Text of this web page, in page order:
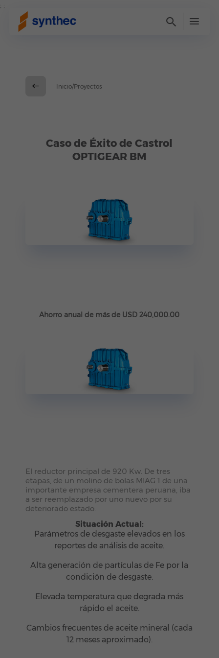
; ;
Inicio/Proyectos
Caso de Éxito de Castrol
OPTIGEAR BM
Ahorro anual de más de USD 240,000.00
El reductor principal de 920 Kw. De tres
etapas, de un molino de bolas MIAG 1 de una
importante empresa cementera peruana, iba
a ser reemplazado por uno nuevo por su
deteriorado estado.
Situación Actual:
Parámetros de desgaste elevados en los
reportes de análisis de aceite.
Alta generación de partículas de Fe por la
condición de desgaste.
Elevada temperatura que degrada más
rápido el aceite.
Cambios frecuentes de aceite mineral (cada
12 meses aproximado).